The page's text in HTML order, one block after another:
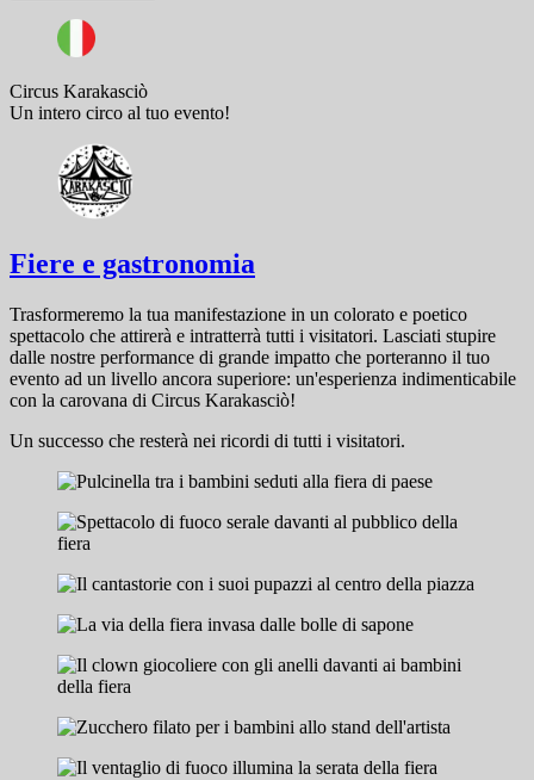
Circus Karakasciò
Un intero circo al tuo evento!
Fiere e gastronomia
Trasformeremo la tua manifestazione in un colorato e poetico
spettacolo che attirerà e intratterrà tutti i visitatori. Lasciati stupire
dalle nostre performance di grande impatto che porteranno il tuo
evento ad un livello ancora superiore: un'esperienza indimenticabile
con la carovana di Circus Karakasciò!
Un successo che resterà nei ricordi di tutti i visitatori.